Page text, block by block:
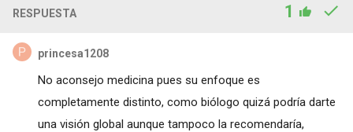
RESPUESTA 1
princesa1208
No aconsejo medicina pues su enfoque es
completamente distinto, como biólogo quizá podría darte
una visión global aunque tampoco la recomendaría,